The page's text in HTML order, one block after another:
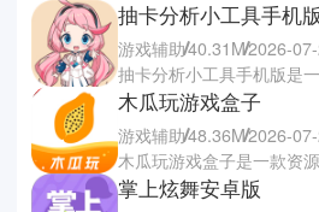
抽卡分析小工具手机版
游戏辅助40.31M2026-
木瓜玩游戏盒子
游戏辅助48.36M2026-
掌上炫舞安卓版